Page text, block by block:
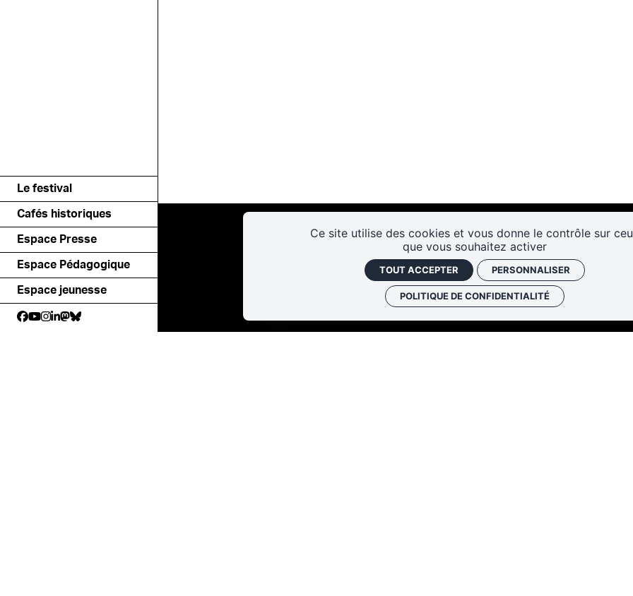
Ce site utilise des cookies et vous donne le contrôle sur
que vous souhaitez activer
TOUT ACCEPTER PERSONNALISER
POLITIQUE DE CONFIDENTIALITÉ
Le festival
Cafés historiques
Espace Presse
Espace Pédagogique
Espace jeunesse
Les cafés
historiques
Faire un don